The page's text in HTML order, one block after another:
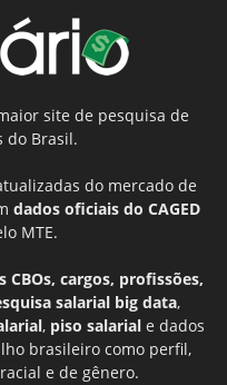
site de pesquisa de
do Brasil.
do mercado de
dados oficiais do CAGED
MTE.
CBOs, cargos, profissões,
salarial big data,
, piso salarial e dados
brasileiro como perfil,
e de gênero.